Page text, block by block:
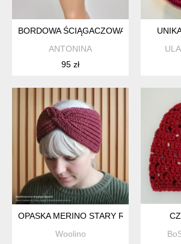
BORDOWA ŚCIĄGACZOWA CZAPKA
ANTONINA
95 zł
OPASKA MERINO STARY RÓŻ –
Woolino